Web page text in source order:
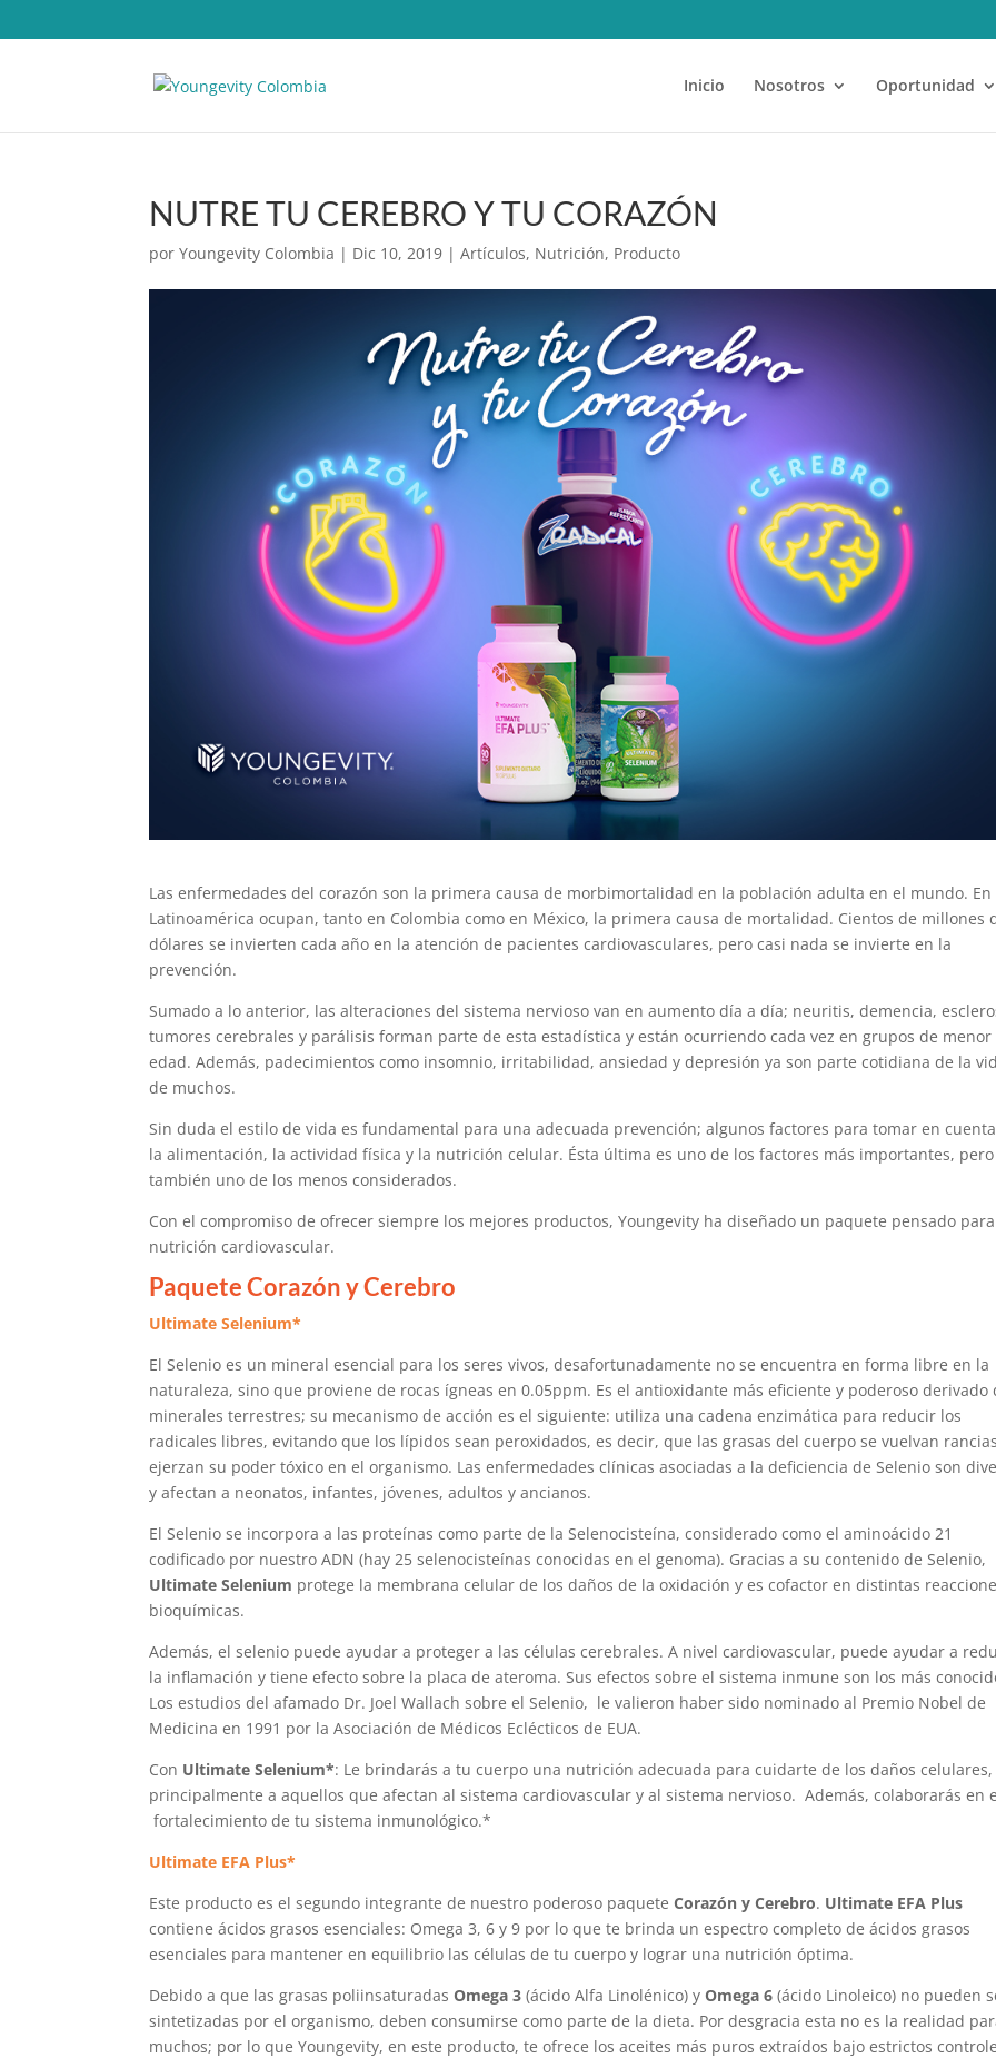
Inicio Nosotros Oportunidad
NUTRE TU CEREBRO Y TU CORAZÓN
porYoungevity Colombia | Dic 10, 2019 |Artículos, Nutrición, Producto
Las enfermedades del corazón son la primera causa de morbimortalidad en la población adulta en el mundo. En
Latinoamérica ocupan, tanto en Colombia como en México, la primera causa de mortalidad. Cientos de millones
dólares se invierten cada año en la atención de pacientes cardiovasculares, pero casi nada se invierte en la
prevención.
Sumado a lo anterior, las alteraciones del sistema nervioso van en aumento día a día; neuritis, demencia,
tumores cerebrales y parálisis forman parte de esta estadística y están ocurriendo cada vez en grupos de menor
edad. Además, padecimientos como insomnio, irritabilidad, ansiedad y depresión ya son parte cotidiana de la
de muchos.
Sin duda el estilo de vida es fundamental para una adecuada prevención; algunos factores para tomar en
la alimentación, la actividad física y la nutrición celular. Ésta última es uno de los factores más importantes, pero
también uno de los menos considerados.
Con el compromiso de ofrecer siempre los mejores productos, Youngevity ha diseñado un paquete pensado
nutrición cardiovascular.
Paquete Corazón y Cerebro
Ultimate Selenium*
El Selenio es un mineral esencial para los seres vivos, desafortunadamente no se encuentra en forma libre en la
naturaleza, sino que proviene de rocas ígneas en 0.05ppm. Es el antioxidante más eficiente y poderoso derivado
minerales terrestres; su mecanismo de acción es el siguiente: utiliza una cadena enzimática para reducir los
radicales libres, evitando que los lípidos sean peroxidados, es decir, que las grasas del cuerpo se vuelvan
ejerzan su poder tóxico en el organismo. Las enfermedades clínicas asociadas a la deficiencia de Selenio son
y afectan a neonatos, infantes, jóvenes, adultos y ancianos.
El Selenio se incorpora a las proteínas como parte de la Selenocisteína, considerado como el aminoácido 21
codificado por nuestro ADN (hay 25 selenocisteínas conocidas en el genoma). Gracias a su contenido de Selenio,
Ultimate Selenium protege la membrana celular de los daños de la oxidación y es cofactor en distintas
bioquímicas.
Además, el selenio puede ayudar a proteger a las células cerebrales. A nivel cardiovascular, puede ayudar a
la inflamación y tiene efecto sobre la placa de ateroma. Sus efectos sobre el sistema inmune son los más
Los estudios del afamado Dr. Joel Wallach sobre el Selenio, le valieron haber sido nominado al Premio Nobel de
Medicina en 1991 por la Asociación de Médicos Eclécticos de EUA.
Con Ultimate Selenium*: Le brindarás a tu cuerpo una nutrición adecuada para cuidarte de los daños celulares,
principalmente a aquellos que afectan al sistema cardiovascular y al sistema nervioso. Además, colaborarás en
fortalecimiento de tu sistema inmunológico.*
Ultimate EFA Plus*
Este producto es el segundo integrante de nuestro poderoso paqueteCorazón y Cerebro. Ultimate EFA Plus
contiene ácidos grasos esenciales: Omega 3, 6 y 9 por lo que te brinda un espectro completo de ácidos grasos
esenciales para mantener en equilibrio las células de tu cuerpo y lograr una nutrición óptima.
Debido a que las grasas poliinsaturadasOmega 3 (ácido Alfa Linolénico) yOmega 6 (ácido Linoleico) no pueden
sintetizadas por el organismo, deben consumirse como parte de la dieta. Por desgracia esta no es la realidad
muchos; por lo que Youngevity, en este producto, te ofrece los aceites más puros extraídos bajo estrictos